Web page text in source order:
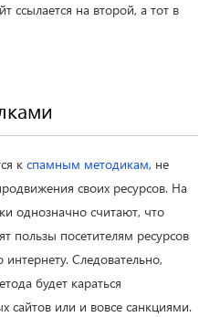
ссылается на второй, а тот в
к спамным методикам, не
своих ресурсов. На
однозначно считают, что
пользы посетителям ресурсов
Следовательно,
будет караться
сайтов или и вовсе санкциями.